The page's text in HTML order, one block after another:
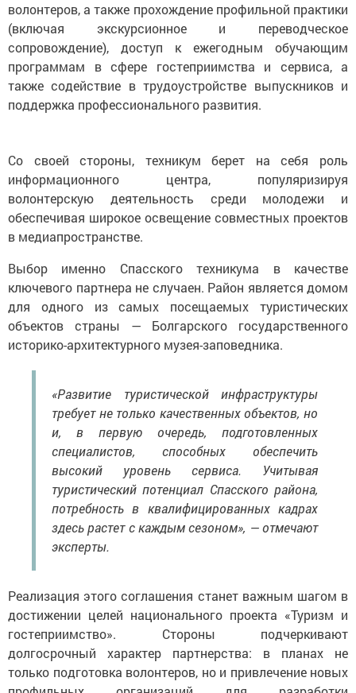
волонтеров, а также прохождение профильной практики
(включая экскурсионное и переводческое
сопровождение), доступ к ежегодным обучающим
программам в сфере гостеприимства и сервиса, а
также содействие в трудоустройстве выпускников и
поддержка профессионального развития.
Со своей стороны, техникум берет на себя роль
информационного центра, популяризируя
волонтерскую деятельность среди молодежи и
обеспечивая широкое освещение совместных проектов
в медиапространстве.
Выбор именно Спасского техникума в качестве
ключевого партнера не случаен. Район является домом
для одного из самых посещаемых туристических
объектов страны — Болгарского государственного
историко-архитектурного музея-заповедника.
«Развитие туристической инфраструктуры
требует не только качественных объектов, но
и, в первую очередь, подготовленных
специалистов, способных обеспечить
высокий уровень сервиса. Учитывая
туристический потенциал Спасского района,
потребность в квалифицированных кадрах
здесь растет с каждым сезоном», — отмечают
эксперты.
Реализация этого соглашения станет важным шагом в
достижении целей национального проекта «Туризм и
гостеприимство». Стороны подчеркивают
долгосрочный характер партнерства: в планах не
только подготовка волонтеров, но и привлечение новых